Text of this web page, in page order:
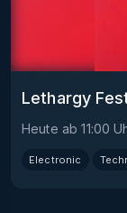
Lethargy
Heute ab 11:00
Electronic